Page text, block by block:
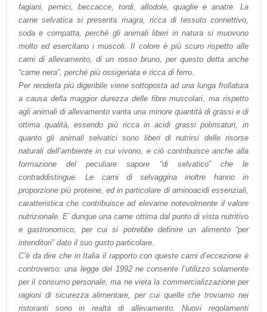
fagiani, pernici, beccacce, tordi, allodole, quaglie e anatre. La
carne selvatica si presenta magra, ricca di tessuto connettivo,
soda e compatta, perché gli animali liberi in natura si muovono
molto ed esercitano i muscoli. Il colore è più scuro rispetto alle
carni di allevamento, di un rosso bruno, per questo detta anche
“carne nera”, perché più ossigenata e ricca di ferro.
Per renderla più digeribile viene sottoposta ad una lunga frollatura
a causa della maggior durezza delle fibre muscolari, ma rispetto
agli animali di allevamento vanta una minore quantità di grassi e di
ottima qualità, essendo più ricca in acidi grassi polinsaturi, in
quanto gli animali selvatici sono liberi di nutrirsi delle risorse
naturali dell’ambiente in cui vivono, e ciò contribuisce anche alla
formazione del peculiare sapore “di selvatico” che le
contraddistingue. Le carni di selvaggina inoltre hanno in
proporzione più proteine, ed in particolare di aminoacidi essenziali,
caratteristica che contribuisce ad elevarne notevolmente il valore
nutrizionale. E’ dunque una carne ottima dal punto di vista nutritivo
e gastronomico, per cui si potrebbe definire un alimento “per
intenditori” dato il suo gusto particolare.
C’è da dire che in Italia il rapporto con queste carni d’eccezione è
controverso: una legge del 1992 ne consente l’utilizzo solamente
per il consumo personale, ma ne vieta la commercializzazione per
ragioni di sicurezza alimentare, per cui quelle che troviamo nei
ristoranti sono in realtà di allevamento. Nuovi regolamenti